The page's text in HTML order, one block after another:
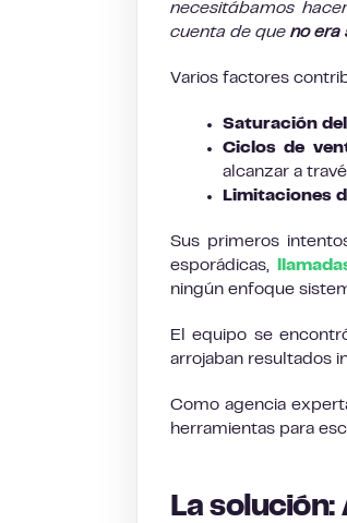
necesitábamos
cuenta de que no era
Varios factores
Saturación
Ciclos de
alcanzar a
Limitaciones
Sus primeros
esporádicas,
ningún enfoque
El equipo se
arrojaban resultados
Como agencia
herramientas para
La